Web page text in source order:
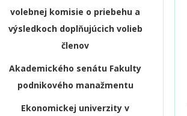
volebnej komisie o priebehu a
výsledkoch doplňujúcich volieb
členov
Akademického senátu Fakulty
podnikového manažmentu
Ekonomickej univerzity v